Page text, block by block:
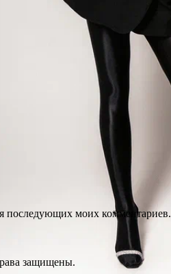
последующих моих комментариев.
защищены.